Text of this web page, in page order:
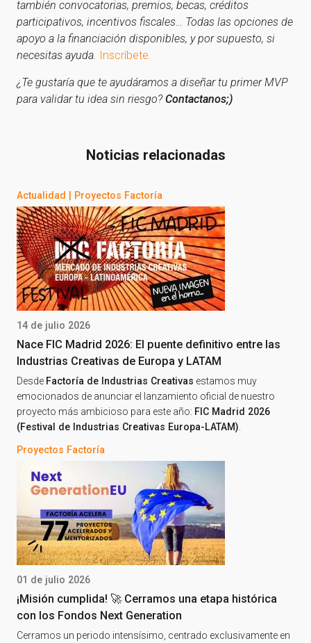
también convocatorias, premios, becas, créditos
participativos, incentivos fiscales… Todas las opciones de
apoyo a la financiación disponibles, y por supuesto, si
necesitas ayuda. Inscríbete.
¿Te gustaría que te ayudáramos a diseñar tu primer MVP
para validar tu idea sin riesgo?Contactanos;)
Noticias relacionadas
Actualidad Proyectos Factoría
14 de julio 2026
Nace FIC Madrid 2026: El puente definitivo entre las
Industrias Creativas de Europa y LATAM
Desde Factoría de Industrias Creativas estamos muy
emocionados de anunciar el lanzamiento oficial de nuestro
proyecto más ambicioso para este año: FIC Madrid 2026
(Festival de Industrias Creativas Europa-LATAM)
Proyectos Factoría
01 de julio 2026
¡Misión cumplida! 🚀 Cerramos una etapa histórica
con los Fondos Next Generation
Cerramos un periodo intensísimo, centrado exclusivamente en